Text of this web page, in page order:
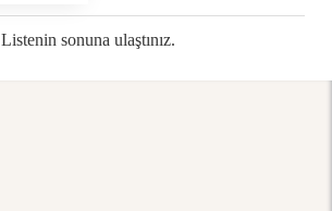
Listenin sonuna ulaştınız.